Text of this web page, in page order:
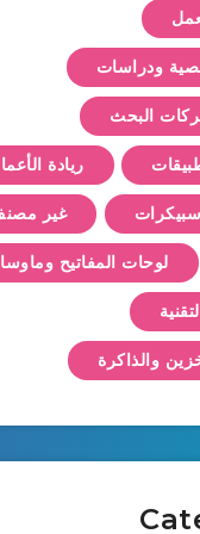
ودراسات
البحث
ريادة
غير
لوحات المفاتيح
والذاكرة